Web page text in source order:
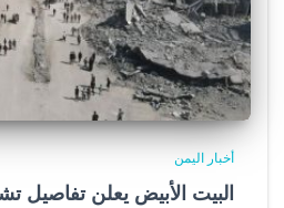
أخبار اليمن
البيت الأبيض يعلن تفاصيل